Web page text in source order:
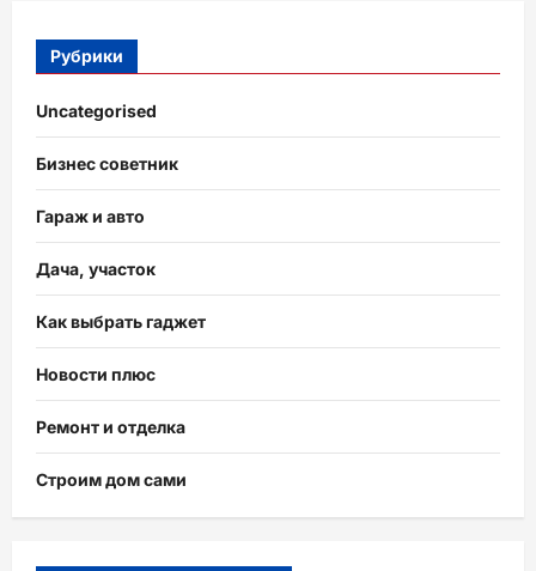
Рубрики
Uncategorised
Бизнес советник
Гараж и авто
Дача, участок
Как выбрать гаджет
Новости плюс
Ремонт и отделка
Строим дом сами